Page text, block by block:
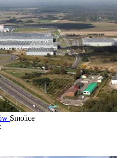
Smolice